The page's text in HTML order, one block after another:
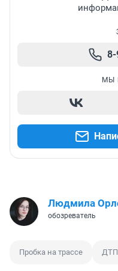
8-
МЫ
Людмила
обозреватель
Пробка на трассе ДТП